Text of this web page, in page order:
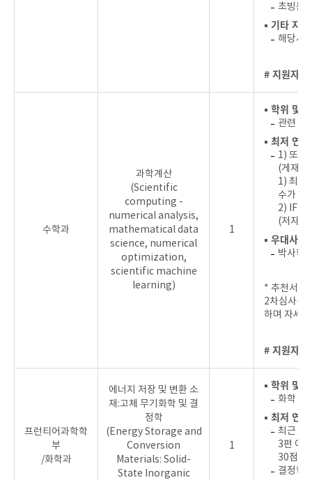
초빙분
▪ 기타 지
해당사
# 지원자
수학과
과학계산
(Scientific
computing -
numerical analysis,
mathematical data
science, numerical
optimization,
scientific machine
learning)
1
▪ 학위 및
관련 분
▪ 최저 연
1) 또는
(게재승
1) 최근
수가 2
2) IF 상
(저자수
▪ 우대사항
박사학
* 추천서 제
2차심사(학
하며 자세
# 지원자
프런티어과학학
부
/화학과
에너지 저장 및 변환 소
재:고체 무기화학 및 결
정학
(Energy Storage and
Conversion
Materials: Solid-
State Inorganic
1
▪ 학위 및
화학 및
▪ 최저 연
최근 4
3편 이
30점 이
결정학